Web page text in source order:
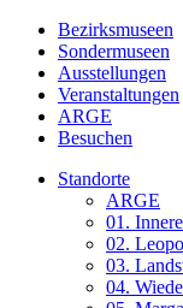
Bezirksmuseen
Sondermuseen
Ausstellungen
Veranstaltungen
ARGE
Besuchen
Standorte
ARGE
01.
02.
03.
04.